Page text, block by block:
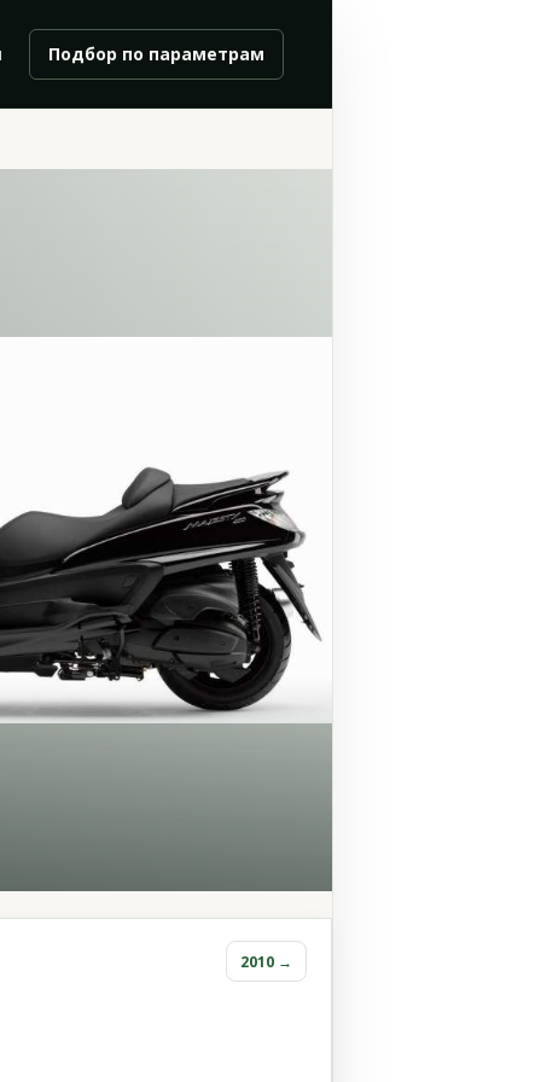
Подбор по параметрам
2010 →